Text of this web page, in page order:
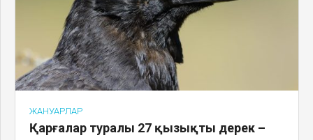
ЖАНУАРЛАР
Қарғалар туралы 27 қызықты дерек –